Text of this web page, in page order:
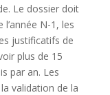
Le dossier doit
N-1, les
justificatifs de
plus de 15
par an. Les
validation de la